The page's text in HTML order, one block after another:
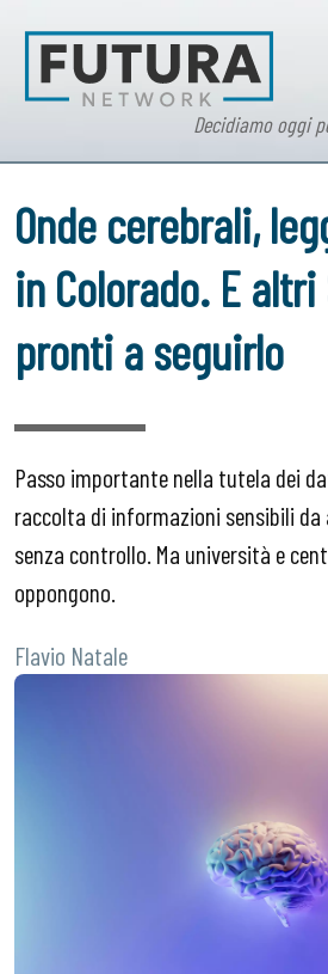
Decidiamo oggi
Onde cerebrali,
in Colorado. E
pronti a seguirlo
Passo importante nella tutela dei
raccolta di informazioni sensibili da
senza controllo. Ma università e
oppongono.
Flavio Natale